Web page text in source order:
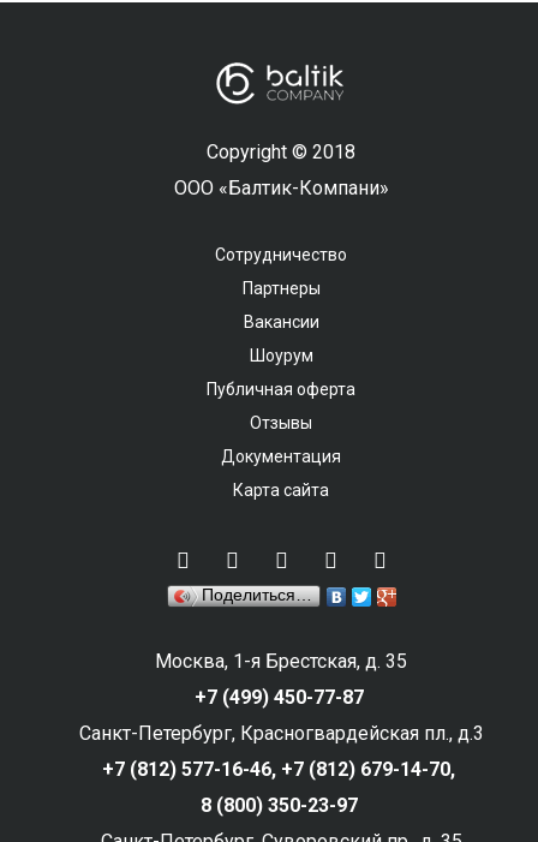
Copyright © 2018
ООО «Балтик-Компани»
Сотрудничество
Партнеры
Вакансии
Шоурум
Публичная оферта
Отзывы
Документация
Карта сайта
Поделиться…
Москва, 1-я Брестская, д. 35
+7 (499) 450-77-87
Санкт-Петербург, Красногвардейская пл., д.3
+7 (812) 577-16-46, +7 (812) 679-14-70,
8 (800) 350-23-97